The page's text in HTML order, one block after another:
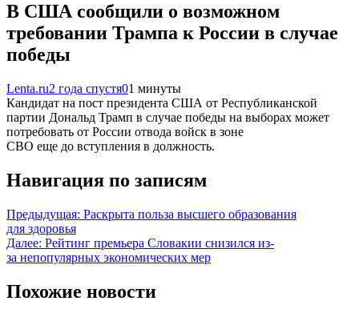
В США сообщили о возможном
требовании Трампа к России в случае
победы
Lenta.ru2 года спустя01 минуты
Кандидат на пост президента США от Республиканской
партии Дональд Трамп в случае победы на выборах может
потребовать от России отвода войск в зоне
СВО еще до вступления в должность.
Навигация по записям
Предыдущая: Раскрыта польза высшего образования
для здоровья
Далее: Рейтинг премьера Словакии снизился из-
за непопулярных экономических мер
Похожие новости